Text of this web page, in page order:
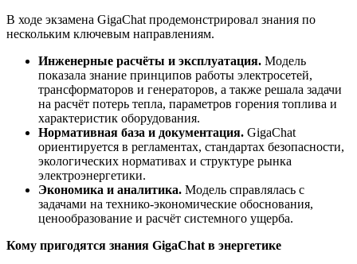
В ходе экзамена GigaChat продемонстрировал знания по
нескольким ключевым направлениям.
Инженерные расчёты и эксплуатация. Модель
показала знание принципов работы электросетей,
трансформаторов и генераторов, а также решала задачи
на расчёт потерь тепла, параметров горения топлива и
характеристик оборудования.
Нормативная база и документация. GigaChat
ориентируется в регламентах, стандартах безопасности,
экологических нормативах и структуре рынка
электроэнергетики.
Экономика и аналитика. Модель справлялась с
задачами на технико-экономические обоснования,
ценообразование и расчёт системного ущерба.
Кому пригодятся знания GigaChat в энергетике